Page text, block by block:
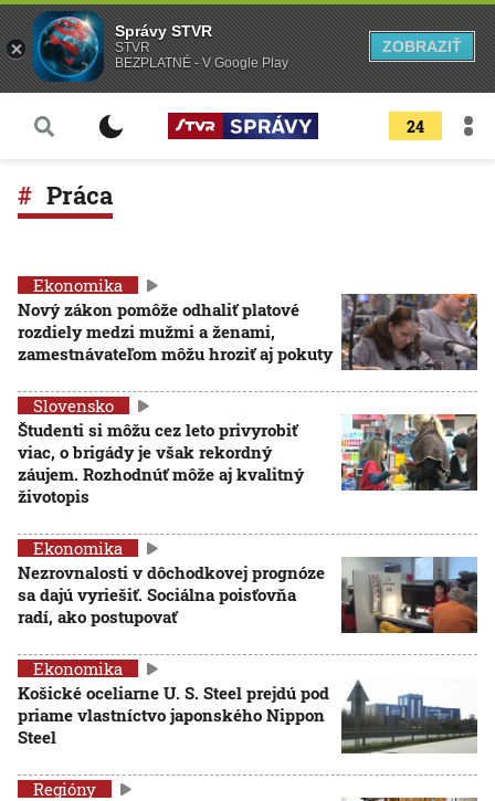
24
Práca
Ekonomika
Nový zákon pomôže odhaliť platové
rozdiely medzi mužmi a ženami,
zamestnávateľom môžu hroziť aj pokuty
Slovensko
Študenti si môžu cez leto privyrobiť
viac, o brigády je však rekordný
záujem. Rozhodnúť môže aj kvalitný
životopis
Ekonomika
Nezrovnalosti v dôchodkovej prognóze
sa dajú vyriešiť. Sociálna poisťovňa
radí, ako postupovať
Ekonomika
Košické oceliarne U. S. Steel prejdú pod
priame vlastníctvo japonského Nippon
Steel
Regióny
Správy STVR
STVR
BEZPLATNÉ - V Google Play
ZOBRAZIŤ